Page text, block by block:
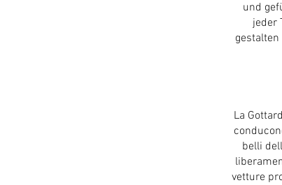
und
jeder
La
belli
vetture